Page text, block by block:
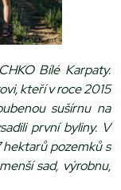
Bílé Karpaty.
kteří v roce 2015
sušírnu na
první byliny. V
hektarů pozemků s
sad, výrobnu,